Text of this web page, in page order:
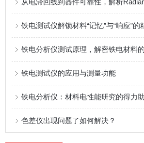
铁电测试仪解锁材料“记忆”与“响应”的
铁电分析仪测试原理，解密铁电材料
铁电测试仪的应用与测量功能
铁电分析仪：材料电性能研究的得力
色差仪出现问题了如何解决？